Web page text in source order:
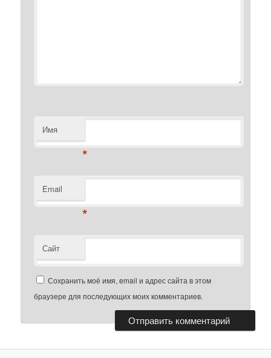
Имя
*
Email
*
Сайт
Сохранить моё имя, email и адрес сайта в этом
браузере для последующих моих комментариев.